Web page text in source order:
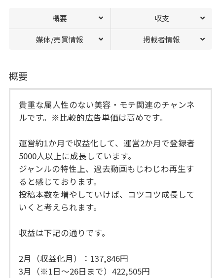
概要 収支
媒体/売買情報 掲載者情報
概要
貴重な属人性のない美容・モテ関連のチャンネ
ルです。※比較的広告単価は高めです。
運営約1か月で収益化して、運営2か月で登録者
5000人以上に成長しています。
ジャンルの特性上、過去動画もじわじわ再生す
ると感じております。
投稿本数を増やしていけば、コツコツ成長して
いくと考えられます。
収益は下記の通りです。
2月（収益化月）：137,846円
3月（※1日～26日まで）422,505円